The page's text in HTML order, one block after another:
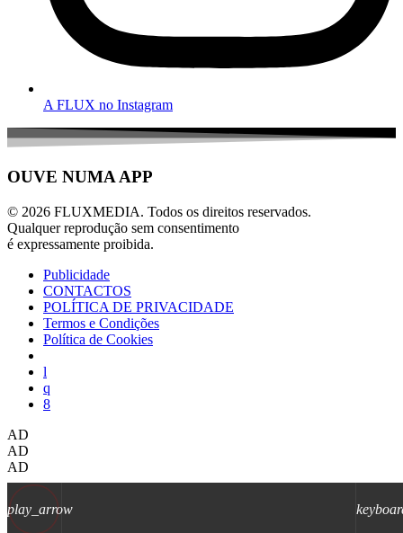
play_arrow
A FLUX no Instagram
OUVE NUMA APP
© 2026 FLUXMEDIA. Todos os direitos reservados.
Qualquer reprodução sem consentimento
é expressamente proibida.
Publicidade
CONTACTOS
POLÍTICA DE PRIVACIDADE
Termos e Condições
Política de Cookies
AD
AD
AD